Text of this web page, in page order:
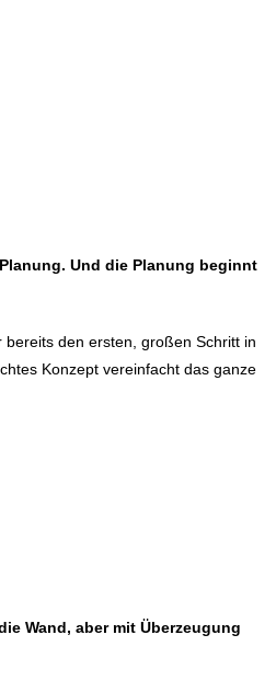
Und die Planung beginnt
bereits den ersten, großen Schritt in
Konzept vereinfacht das ganze
Wand, aber mit Überzeugung